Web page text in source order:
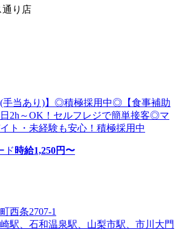
通り店
(手当あり)】◎積極採用中◎【食事補助
2h～OK！セルフレジで簡単接客◎マ
ト・未経験も安心！積極採用中
ド 時給1,250円〜
西条2707-1
駅、石和温泉駅、山梨市駅、市川大門